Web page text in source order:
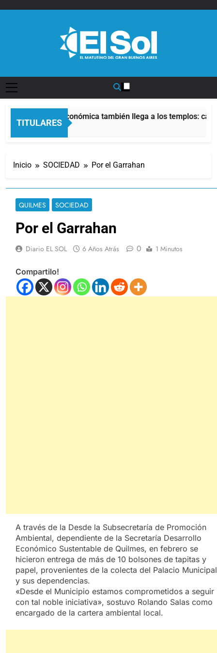
TITULARES
La crisis económica también llega a los templos:
4 Horas Atrás
Inicio SOCIEDAD Por el Garrahan
QUILMES SOCIEDAD
Por el Garrahan
Diario EL SOL 6 Años Atrás 0 1 Minutos
Compartilo!
A través de la Desde la Subsecretaría de Promoción
Ambiental, dependiente de la Secretaría Desarrollo
Económico Sustentable de Quilmes, en febrero se
hicieron entrega de más de 10 bolsones de tapitas y
papel, provenientes de la colecta del Palacio Municipal
y sus dependencias.
«Desde el Municipio estamos comprometidos a seguir
con tal noble iniciativa», sostuvo Rolando Salas como
encargado de la cartera ambiental local.